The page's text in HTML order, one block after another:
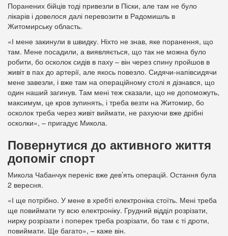
Поранених бійців тоді привезли в Піски, але там не було
лікарів і довелося далі перевозити в Радомишль в
Житомирську область.
«І мене закинули в швидку. Ніхто не знав, яке поранення, що
там. Мене посадили, а виявляється, що так не можна було
робити, бо осколок сидів в паху – він через спину пройшов в
живіт в пах до артерії, але якось повезло. Сидячи-напівсидячи
мене завезли, і вже там на операційному столі я дізнався, що
один наший загинув. Там мені теж сказали, що не допоможуть,
максимум, це кров зупинять, і треба везти на Житомир, бо
осколок треба через живіт виймати, не рахуючи вже дрібні
осколки», – пригадує Микола.
Повернутися до активного життя
допоміг спорт
Микола Чабанчук переніс вже дев’ять операцій. Остання була
2 вересня.
«І ще потрібно. У мене в хребті електроніка стоїть. Мені треба
ще повиймати ту всю електроніку. Грудний відділ розрізати,
нирку розрізати і поперек треба розрізати, бо там є ті дроти,
повиймати. Ще багато», – каже він.